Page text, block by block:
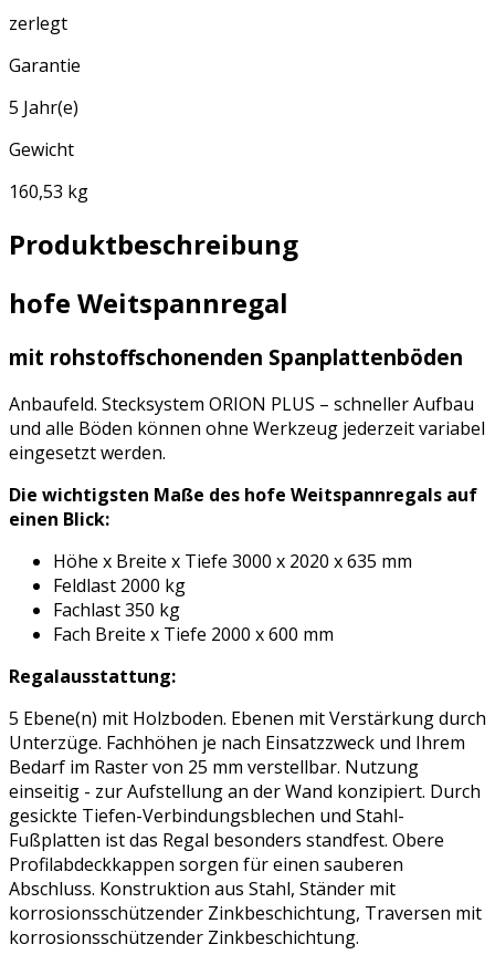
zerlegt
Garantie
5 Jahr(e)
Gewicht
160,53 kg
Produktbeschreibung
hofe Weitspannregal
mit rohstoffschonenden Spanplattenböden
Anbaufeld. Stecksystem ORION PLUS – schneller Aufbau
und alle Böden können ohne Werkzeug jederzeit variabel
eingesetzt werden.
Die wichtigsten Maße des hofe Weitspannregals auf
einen Blick:
Höhe x Breite x Tiefe 3000 x 2020 x 635 mm
Feldlast 2000 kg
Fachlast 350 kg
Fach Breite x Tiefe 2000 x 600 mm
Regalausstattung:
5 Ebene(n) mit Holzboden. Ebenen mit Verstärkung durch
Unterzüge. Fachhöhen je nach Einsatzzweck und Ihrem
Bedarf im Raster von 25 mm verstellbar. Nutzung
einseitig - zur Aufstellung an der Wand konzipiert. Durch
gesickte Tiefen-Verbindungsblechen und Stahl-
Fußplatten ist das Regal besonders standfest. Obere
Profilabdeckkappen sorgen für einen sauberen
Abschluss. Konstruktion aus Stahl, Ständer mit
korrosionsschützender Zinkbeschichtung, Traversen mit
korrosionsschützender Zinkbeschichtung.